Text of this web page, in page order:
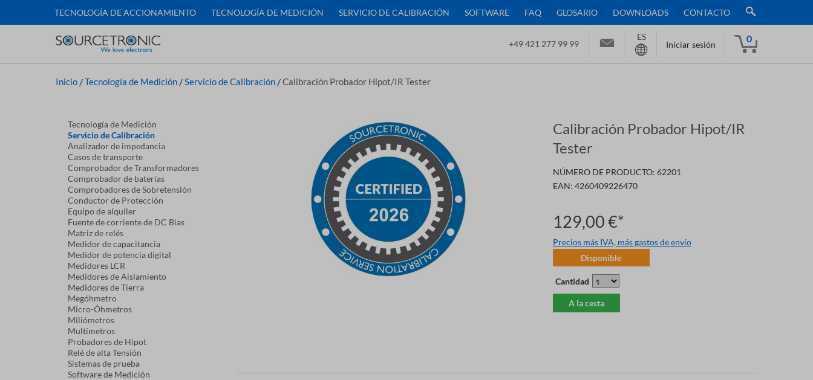
TECNOLOGÍA DE ACCIONAMIENTO TECNOLOGÍA DE MEDICIÓN SERVICIO DE CALIBRACIÓN SOFTWARE FAQ GLOSARIO DOWNLOADS CONTACTO
+49 421 277 99 99
ES
Iniciar sesión
0
Inicio /Tecnología de Medición /Servicio de Calibración /Calibración Probador Hipot/IR Tester
Tecnología de Medición
Servicio de Calibración
Analizador de impedancia
Casos de transporte
Comprobador de Transformadores
Comprobador de baterías
Comprobadores de Sobretensión
Conductor de Protección
Equipo de alquiler
Fuente de corriente de DC Bias
Matriz de relés
Medidor de capacitancia
Medidor de potencia digital
Medidores LCR
Medidores de Aislamiento
Medidores de Tierra
Megóhmetro
Micro-Óhmetros
Miliómetros
Multímetros
Probadores de Hipot
Relé de alta Tensión
Sistemas de prueba
Software de Medición
Calibración Probador Hipot/IR
Tester
NÚMERO DE PRODUCTO: 62201
EAN: 4260409226470
129,00 €*
Precios más IVA, más gastos de envío
Disponible
Cantidad
A la cesta